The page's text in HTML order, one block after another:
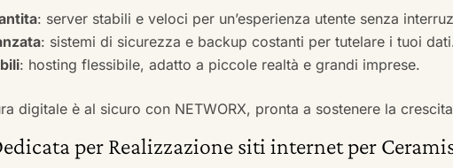
: server stabili e veloci per un’esperienza utente senza
: sistemi di sicurezza e backup costanti per tutelare i tuoi
: hosting flessibile, adatto a piccole realtà e grandi imprese.
digitale è al sicuro con NETWORX, pronta a sostenere la
per Realizzazione siti internet per